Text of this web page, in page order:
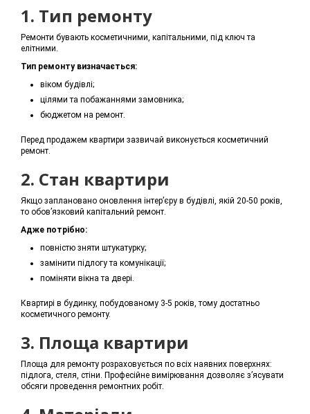
1. Тип ремонту
Ремонти бувають косметичними, капітальними, під ключ та
елітними.
Тип ремонту визначається:
віком будівлі;
цілями та побажаннями замовника;
бюджетом на ремонт.
Перед продажем квартири зазвичай виконується косметичний
ремонт.
2. Стан квартири
Якщо заплановано оновлення інтер’єру в будівлі, якій 20-50 років,
то обов’язковий капітальний ремонт.
Адже потрібно:
повністю зняти штукатурку;
замінити підлогу та комунікації;
поміняти вікна та двері.
Квартирі в будинку, побудованому 3-5 років, тому достатньо
косметичного ремонту.
3. Площа квартири
Площа для ремонту розраховується по всіх наявних поверхнях:
підлога, стеля, стіни. Професійне вимірювання дозволяє з’ясувати
обсяги проведення ремонтних робіт.